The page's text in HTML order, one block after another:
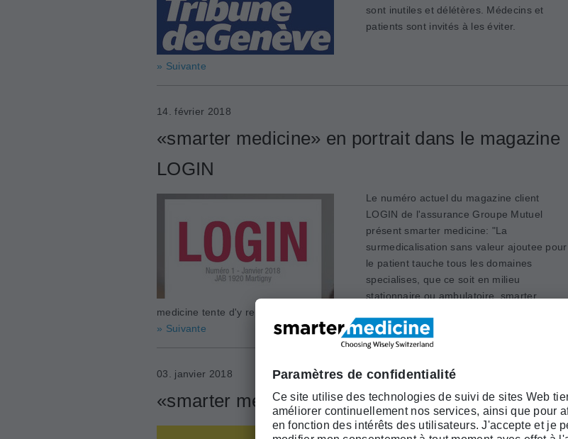
sont inutiles et délétères. Médecins et
patients sont invités à les éviter.
» Suivante
14. février 2018
«smarter medicine» en portrait dans le magazine
LOGIN
Le numéro actuel du magazine client
LOGIN de l'assurance Groupe Mutuel
présent smarter medicine: "La
surmedicalisation sans valeur ajoutee pour
le patient tauche tous les domaines
specialises, que ce soit en milieu
stationnaire ou ambulatoire. smarter
medicine tente d'y repondre. Presentation d'un projet innovant."
» Suivante
03. janvier 2018
«smarter medicine»: la liste «Top-5» de la SSC
Depuis quelques années, la Société suisse